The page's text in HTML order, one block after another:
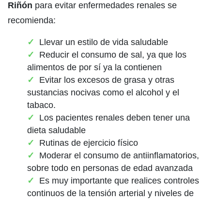
Riñón para evitar enfermedades renales se
recomienda:
Llevar un estilo de vida saludable
Reducir el consumo de sal, ya que los
alimentos de por sí ya la contienen
Evitar los excesos de grasa y otras
sustancias nocivas como el alcohol y el
tabaco.
Los pacientes renales deben tener una
dieta saludable
Rutinas de ejercicio físico
Moderar el consumo de antiinflamatorios,
sobre todo en personas de edad avanzada
Es muy importante que realices controles
continuos de la tensión arterial y niveles de